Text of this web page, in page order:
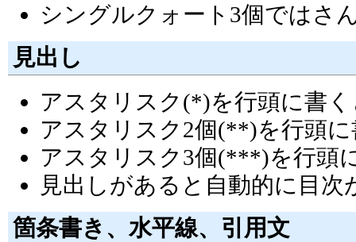
シングルクォート3個ではさ
見出し
アスタリスク(*)を行頭に書
アスタリスク2個(**)を行頭
アスタリスク3個(***)を行頭
見出しがあると自動的に目次
箇条書き、水平線、引用文